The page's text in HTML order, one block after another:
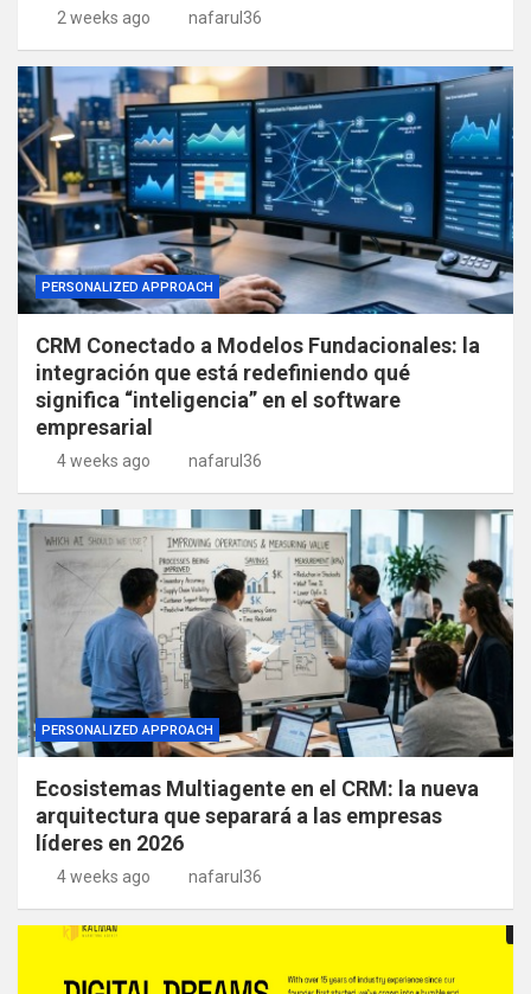
2 weeks ago nafarul36
PERSONALIZED APPROACH
CRM Conectado a Modelos Fundacionales: la
integración que está redefiniendo qué
significa “inteligencia” en el software
empresarial
4 weeks ago nafarul36
PERSONALIZED APPROACH
Ecosistemas Multiagente en el CRM: la nueva
arquitectura que separará a las empresas
líderes en 2026
4 weeks ago nafarul36